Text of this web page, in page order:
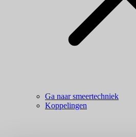
Ga naar smeertechniek
Koppelingen